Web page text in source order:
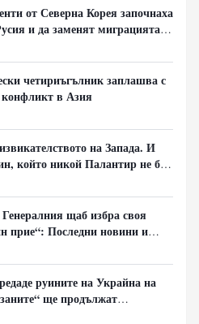
от Северна Корея започнаха
и да заменят миграцията
в руската промишленост
четириъгълник заплашва с
в Азия
на Запада. И
който никой Палантир не би
щаб избра своя
прие“: Последни новини и
– Суровикин, датата на
ДНР, „Кой стои зад ударите по
руините на Украйна на
ще продължат
в тила. Суровикин ще спаси